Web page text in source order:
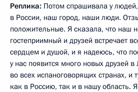
Реплика: Потом спрашивала у
в России, наш город, наши люди.
положительные. Я сказала, что наш
гостеприимный и друзей встречает
сердцем и душой, и я надеюсь, что
у нас появится много новых друзей
во всех испаноговорящих странах, и
как в Россию, так и в нашу область.